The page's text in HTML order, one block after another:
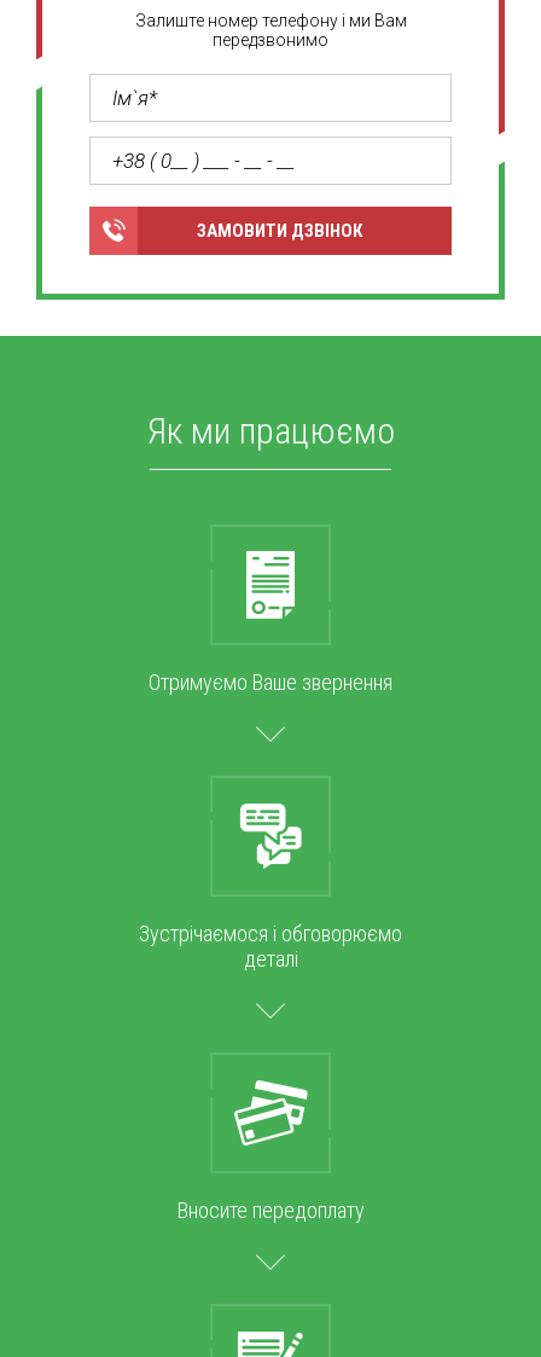
Залиште номер телефону і ми Вам
передзвонимо
ЗАМОВИТИ ДЗВІНОК
Як ми працюємо
Отримуємо Ваше звернення
Зустрічаємося і обговорюємо
деталі
Вносите передоплату